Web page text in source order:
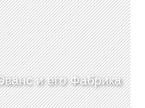
и его Фабрика